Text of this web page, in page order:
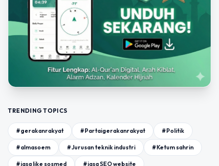
TRENDING TOPICS
#gerakanrakyat #Partaigerakanrakyat #Politik
#almasoem #Jurusan teknik industri #Ketum sahrin
#jasa like sosmed #jasa SEO website